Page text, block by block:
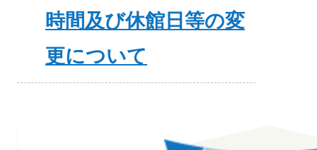
時間及び休館日等の変
更について